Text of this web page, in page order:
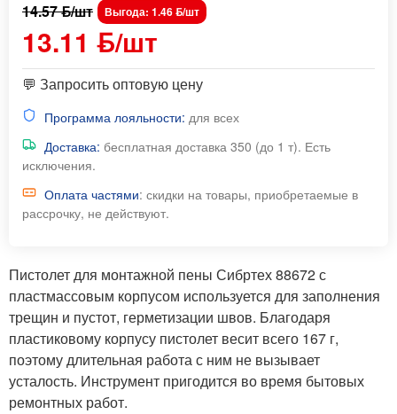
13.11 ƃ/шт
14.57 ƃ/шт Выгода: 1.46 ƃ/шт
💬 Запросить оптовую цену
Программа лояльности: для всех
Доставка: бесплатная доставка 350 (до 1 т). Есть
исключения.
Оплата частями: скидки на товары, приобретаемые в
рассрочку, не действуют.
Пистолет для монтажной пены Сибртех 88672 с
пластмассовым корпусом используется для заполнения
трещин и пустот, герметизации швов. Благодаря
пластиковому корпусу пистолет весит всего 167 г,
поэтому длительная работа с ним не вызывает
усталость. Инструмент пригодится во время бытовых
ремонтных работ.